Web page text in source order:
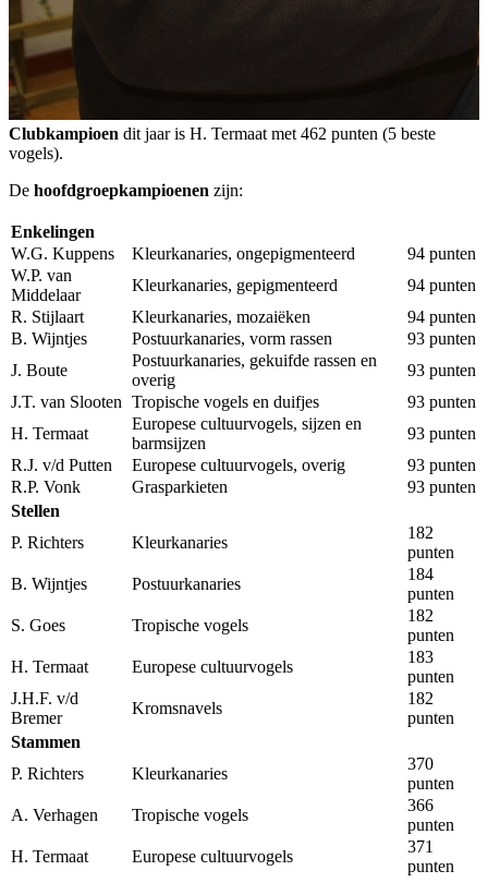
Clubkampioen dit jaar is H. Termaat met 462 punten (5 beste
vogels).
De hoofdgroepkampioenen zijn:
Enkelingen
W.G. Kuppens
Kleurkanaries, ongepigmenteerd
94 punten
W.P. van
Middelaar
Kleurkanaries, gepigmenteerd
94 punten
R. Stijlaart
Kleurkanaries, mozaiëken
94 punten
B. Wijntjes
Postuurkanaries, vorm rassen
93 punten
J. Boute
Postuurkanaries, gekuifde rassen en
overig
93 punten
J.T. van Slooten Tropische vogels en duifjes
93 punten
H. Termaat
Europese cultuurvogels, sijzen en
barmsijzen
93 punten
R.J. v/d Putten
Europese cultuurvogels, overig
93 punten
R.P. Vonk
Grasparkieten
93 punten
Stellen
P. Richters
Kleurkanaries
182
punten
B. Wijntjes
Postuurkanaries
184
punten
S. Goes
Tropische vogels
182
punten
H. Termaat
Europese cultuurvogels
183
punten
J.H.F. v/d
Bremer
Kromsnavels
182
punten
Stammen
P. Richters
Kleurkanaries
370
punten
A. Verhagen
Tropische vogels
366
punten
H. Termaat
Europese cultuurvogels
371
punten